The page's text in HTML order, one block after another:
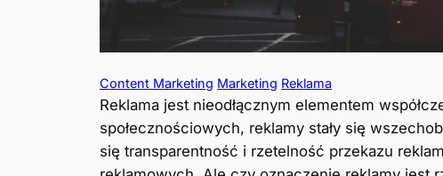
Content Marketing Marketing Reklama
Reklama jest nieodłącznym elementem
społecznościowych, reklamy stały się
się transparentność i rzetelność przekazu